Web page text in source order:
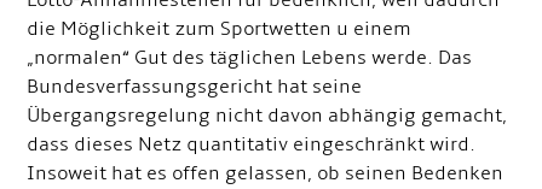
die Möglichkeit zum Sportwetten u einem
„normalen“ Gut des täglichen Lebens werde. Das
Bundesverfassungsgericht hat seine
Übergangsregelung nicht davon abhängig gemacht,
dass dieses Netz quantitativ eingeschränkt wird.
Insoweit hat es offen gelassen, ob seinen Bedenken